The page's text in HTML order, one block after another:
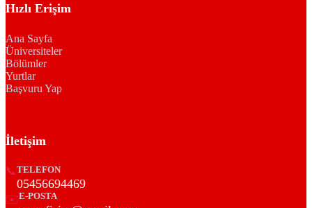
Hızlı Erişim
Ana Sayfa
Üniversiteler
Bölümler
Yurtlar
Başvuru Yap
İletişim
📞TELEFON
05456694469
✉️E-POSTA